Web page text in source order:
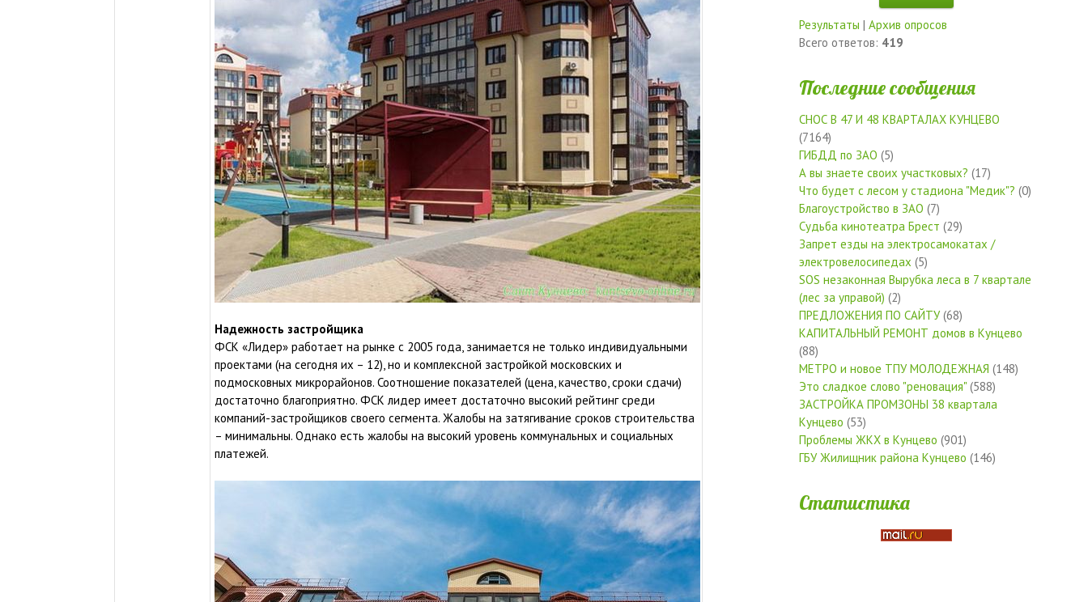
Надежность застройщика
ФСК «Лидер» работает на рынке с 2005 года, занимается не только индивидуальными
проектами (на сегодня их – 12), но и комплексной застройкой московских и
подмосковных микрорайонов. Соотношение показателей (цена, качество, сроки сдачи)
достаточно благоприятно. ФСК лидер имеет достаточно высокий рейтинг среди
компаний-застройщиков своего сегмента. Жалобы на затягивание сроков строительства
– минимальны. Однако есть жалобы на высокий уровень коммунальных и социальных
платежей.
Результаты | Архив опросов
Всего ответов: 419
Последние сообщения
СНОС В 47 И 48 КВАРТАЛАХ КУНЦЕВО
(7164)
ГИБДД по ЗАО (5)
А вы знаете своих участковых? (17)
Что будет с лесом у стадиона "Медик"? (0)
Благоустройство в ЗАО (7)
Судьба кинотеатра Брест (29)
Запрет езды на электросамокатах /
электровелосипедах (5)
SOS незаконная Вырубка леса в 7 квартале
(лес за управой) (2)
ПРЕДЛОЖЕНИЯ ПО САЙТУ(68)
КАПИТАЛЬНЫЙ РЕМОНТ домов в Кунцево
(88)
МЕТРО и новое ТПУ МОЛОДЕЖНАЯ (148)
Это сладкое слово "реновация"(588)
ЗАСТРОЙКА ПРОМЗОНЫ 38 квартала
Кунцево (53)
Проблемы ЖКХ в Кунцево (901)
ГБУ Жилищник района Кунцево (146)
Статистика